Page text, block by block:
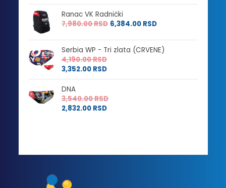
Ranac VK Radnički
7,980.00RSD 6,384.00 RSD
Serbia WP - Tri zlata (CRVENE)
4,190.00RSD
3,352.00 RSD
DNA
3,540.00RSD
2,832.00 RSD